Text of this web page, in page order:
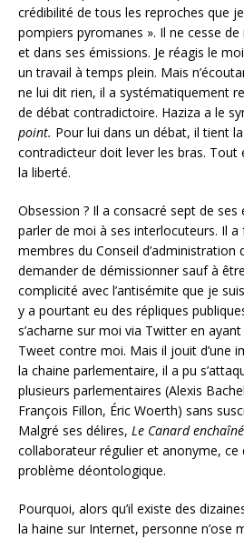
crédibilité de tous les reproches que
pompiers pyromanes ». Il ne cesse
et dans ses émissions. Je réagis le
un travail à temps plein. Mais
ne lui dit rien, il a systématiquement
de débat contradictoire. Haziza a le
point. Pour lui dans un débat, il tient
contradicteur doit lever les bras. Tout
la liberté.
Obsession ? Il a consacré sept de ses
parler de moi à ses interlocuteurs. Il a
membres du Conseil d’administration
demander de démissionner sauf à
complicité avec l’antisémite que je
y a pourtant eu des répliques
s’acharne sur moi via Twitter en
Tweet contre moi. Mais il jouit d’une
la chaine parlementaire, il a pu
plusieurs parlementaires (Alexis
François Fillon, Éric Woerth) sans
Malgré ses délires, Le Canard enchaîné
collaborateur régulier et anonyme, ce
problème déontologique.
Pourquoi, alors qu’il existe des
la haine sur Internet, personne n’ose